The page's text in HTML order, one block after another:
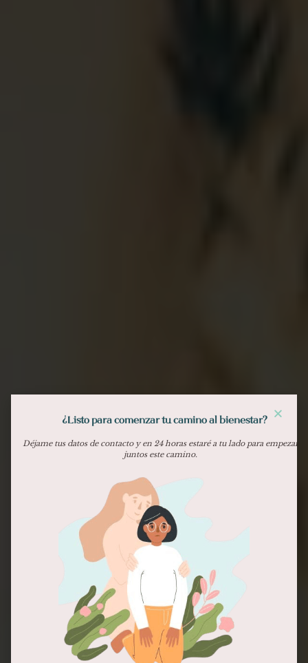
¿Listo para comenzar tu camino al bienestar?
Déjame tus datos de contacto y en 24 horas estaré a tu lado para empezar
juntos este camino.